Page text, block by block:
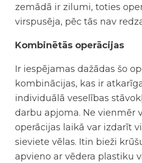
zemādā ir zilumi, toties
virspusēja, pēc tās nav
Kombinētās operācijas
Ir iespējamas dažādas šo
kombinācijas, kas ir
individuālā veselības
darbu apjoma. Ne vienmēr
operācijas laikā var izdarīt
sieviete vēlas. Itin bieži
apvieno ar vēdera plastiku